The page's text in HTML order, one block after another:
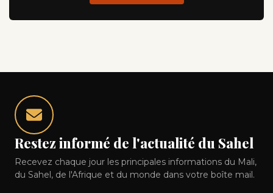
Restez informé de l'actualité du Sahel
Recevez chaque jour les principales informations du Mali,
du Sahel, de l'Afrique et du monde dans votre boîte mail.